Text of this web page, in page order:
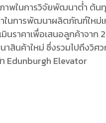
พในการวิจัยพัฒนาต่ำ ต้นทุ
นการพัฒนาผลิตภัณฑ์ใหม่เ
นราคาเพื่อเสนอลูกค้าจาก
สินค้าใหม่ ซึ่งรวมไปถึงวิศ
Edunburgh Elevator